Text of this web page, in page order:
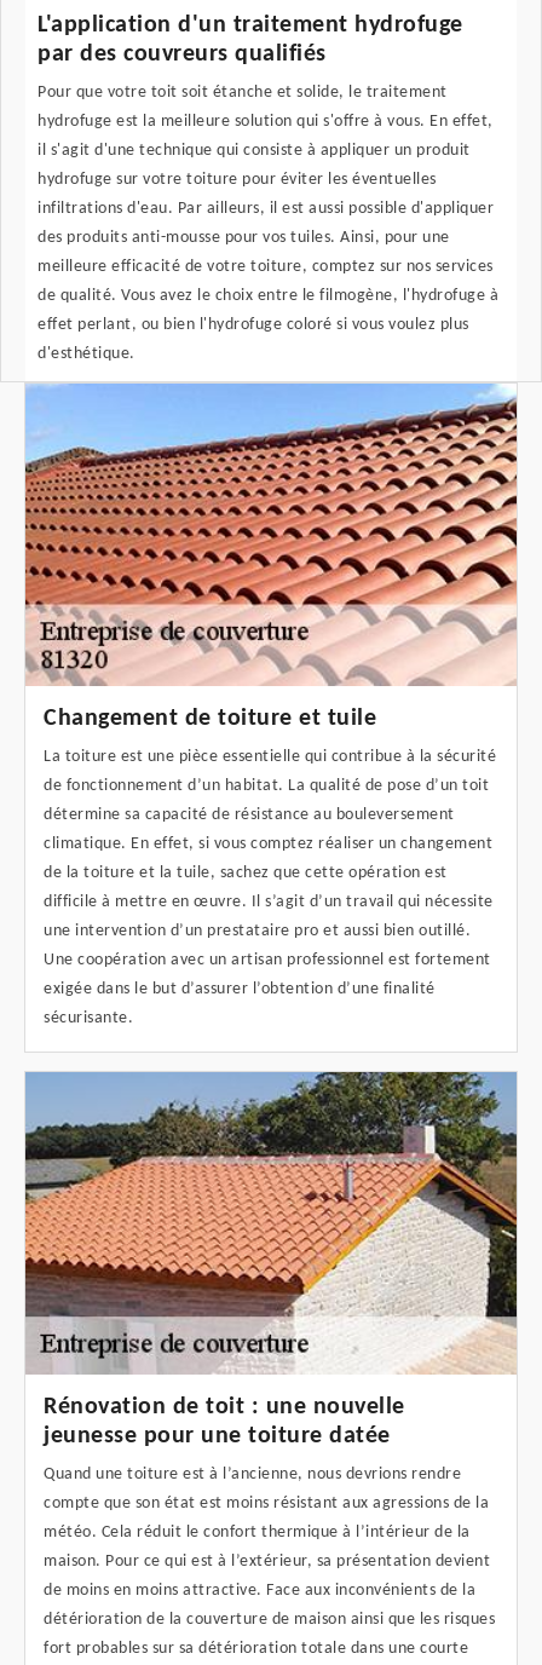
L'application d'un traitement hydrofuge
par des couvreurs qualifiés
Pour que votre toit soit étanche et solide, le traitement
hydrofuge est la meilleure solution qui s'offre à vous. En effet,
il s'agit d'une technique qui consiste à appliquer un produit
hydrofuge sur votre toiture pour éviter les éventuelles
infiltrations d'eau. Par ailleurs, il est aussi possible d'appliquer
des produits anti-mousse pour vos tuiles. Ainsi, pour une
meilleure efficacité de votre toiture, comptez sur nos services
de qualité. Vous avez le choix entre le filmogène, l'hydrofuge à
effet perlant, ou bien l'hydrofuge coloré si vous voulez plus
d'esthétique.
Changement de toiture et tuile
La toiture est une pièce essentielle qui contribue à la sécurité
de fonctionnement d’un habitat. La qualité de pose d’un toit
détermine sa capacité de résistance au bouleversement
climatique. En effet, si vous comptez réaliser un changement
de la toiture et la tuile, sachez que cette opération est
difficile à mettre en œuvre. Il s’agit d’un travail qui nécessite
une intervention d’un prestataire pro et aussi bien outillé.
Une coopération avec un artisan professionnel est fortement
exigée dans le but d’assurer l’obtention d’une finalité
sécurisante.
Rénovation de toit : une nouvelle
jeunesse pour une toiture datée
Quand une toiture est à l’ancienne, nous devrions rendre
compte que son état est moins résistant aux agressions de la
météo. Cela réduit le confort thermique à l’intérieur de la
maison. Pour ce qui est à l’extérieur, sa présentation devient
de moins en moins attractive. Face aux inconvénients de la
détérioration de la couverture de maison ainsi que les risques
fort probables sur sa détérioration totale dans une courte